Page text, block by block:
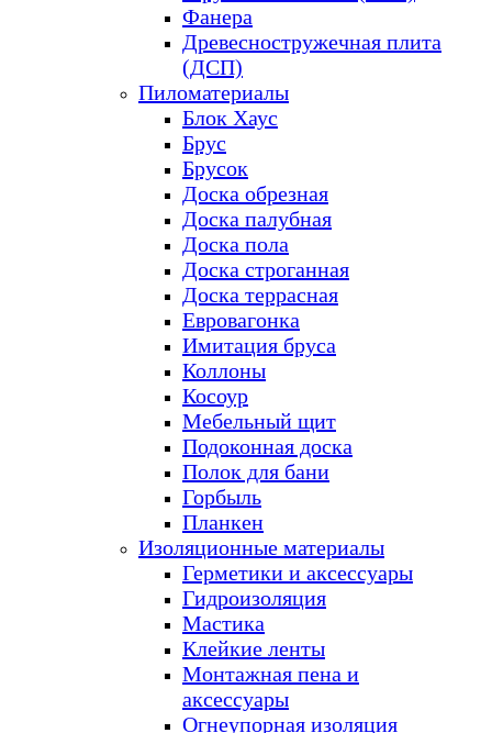
Фанера
Древесностружечная плита
(ДСП)
Пиломатериалы
Блок Хаус
Брус
Брусок
Доска обрезная
Доска палубная
Доска пола
Доска строганная
Доска террасная
Евровагонка
Имитация бруса
Коллоны
Косоур
Мебельный щит
Подоконная доска
Полок для бани
Горбыль
Планкен
Изоляционные материалы
Герметики и аксессуары
Гидроизоляция
Мастика
Клейкие ленты
Монтажная пена и
аксессуары
Огнеупорная изоляция